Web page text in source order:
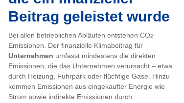
Beitrag geleistet wurde
Bei allen betrieblichen Abläufen entstehen CO2-
Emissionen. Der finanzielle Klimabeitrag für
Unternehmen umfasst mindestens die direkten
Emissionen, die das Unternehmen verursacht – etwa
durch Heizung, Fuhrpark oder flüchtige Gase. Hinzu
kommen Emissionen aus eingekaufter Energie wie
Strom sowie indirekte Emissionen durch